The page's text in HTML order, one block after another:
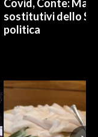
Covid, Conte: Mai
sostitutivi dello
politica